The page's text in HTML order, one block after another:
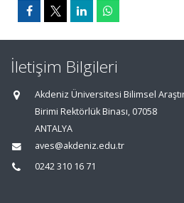
İletişim Bilgileri
Akdeniz Üniversitesi Bilimsel
Birimi Rektörlük Binası, 07058
ANTALYA
aves@akdeniz.edu.tr
0242 310 16 71